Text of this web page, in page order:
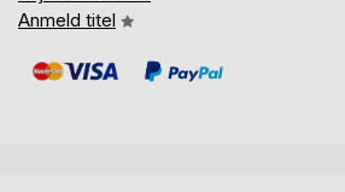
Anmeld titel